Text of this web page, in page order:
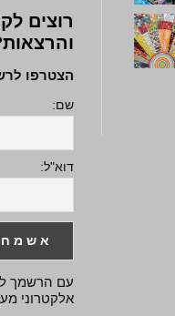
רוצים
הצטרפו
שם:
דוא"ל:
עם הרשמך
אלקטרוני מעוזי